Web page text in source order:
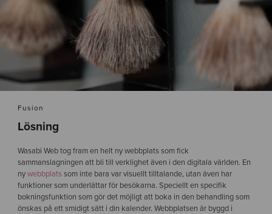
Fusion
Lösning
Wasabi Web tog fram en helt ny webbplats som fick
sammanslagningen att bli till verklighet även i den digitala världen. En
nywebbplats som inte bara var visuellt tilltalande, utan även har
funktioner som underlättar för besökarna. Speciellt en specifik
bokningsfunktion som gör det möjligt att boka in den behandling som
önskas på ett smidigt sätt i din kalender. Webbplatsen är byggd i